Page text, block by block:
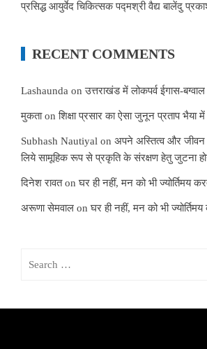
प्रसिद्ध आयुर्वेद चिकित्सक पद्मश्री वैद्य बालेंदु
RECENT COMMENTS
Lashaunda onउत्तराखंड में लोकपर्व ईगास-
मुकताonशिक्षा प्रसार का ऐसा जुनून प्रताप भैया
Subhash Nautiyal on अपने अस्तित्व और
लिये सामूहिक रूप से प्रकृति के संरक्षण हेतु जुटना
दिनेश रावतonघर ही नहीं, मन को भी ज्योर्तिमय
अरूणा सेमवाल onघर ही नहीं, मन को भी ज्योर्तिमय